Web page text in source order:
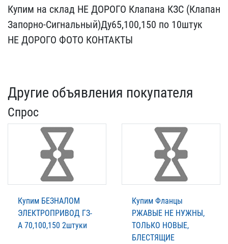
Купим на склад НЕ ДОРОГ​О Клапана КЗС (Клапан
З​апорно-Сигнальный)Ду65,1​00,150 по 10штук
НЕ ДОРО​ГО ФОТО КОНТАКТЫ
Другие объявления покупателя
Спрос
Купим БЕЗНАЛОМ
ЭЛЕКТРОПРИВОД ГЗ-
А 70,100,150 2штуки
Купим Фланцы
РЖАВЫЕ НЕ НУЖНЫ,
ТОЛЬКО НОВЫЕ,
БЛЕСТЯЩИЕ